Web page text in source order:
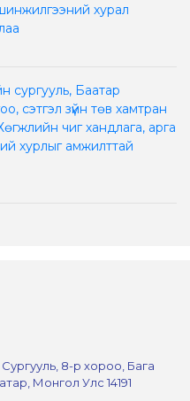
хурал
сургууль, Баатар
сэтгэл зүйн төв хамтран
чиг хандлага, арга
хурлыг амжилттай
8-р хороо, Бага
Монгол Улс 14191